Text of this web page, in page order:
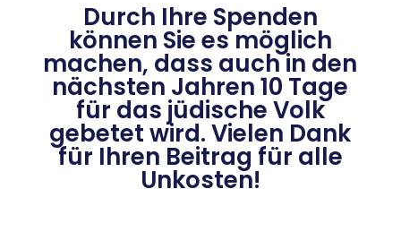
Durch Ihre Spenden
können Sie es möglich
machen, dass auch in den
nächsten Jahren 10 Tage
für das jüdische Volk
gebetet wird. Vielen Dank
für Ihren Beitrag für alle
Unkosten!